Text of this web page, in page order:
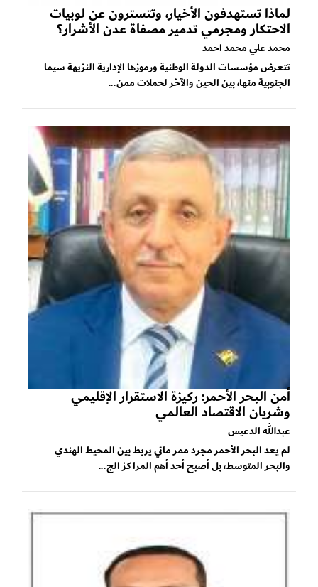
لماذا تستهدفون الأخيار، وتتسترون عن لوبيات
الاحتكار ومجرمي تدمير مصفاة عدن الأشرار؟
محمد علي محمد احمد
تتعرض مؤسسات الدولة الوطنية ورموزها الإدارية النزيهة سيما
الجنوبية منها، بين الحين والآخر لحملات ممن...
أمن البحر الأحمر: ركيزة الاستقرار الإقليمي
وشريان الاقتصاد العالمي
عبدالله الدعيس
لم يعد البحر الأحمر مجرد ممر مائي يربط بين المحيط الهندي
والبحر المتوسط، بل أصبح أحد أهم المراكز الج...